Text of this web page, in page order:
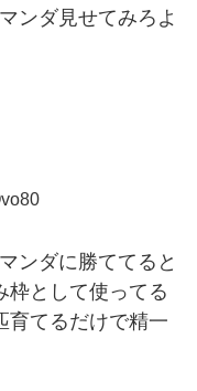
ンダ見せてみろよ
ンダに勝ててると
枠として使ってる
育てるだけで精一